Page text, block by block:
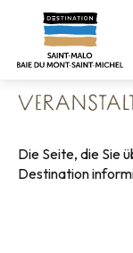
contenu
Startseite
Die Seite, die Sie
Destination